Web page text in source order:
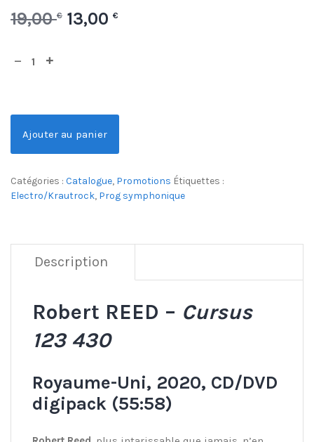
19,00€ 13,00 €
Ajouter au panier
Catégories : Catalogue, Promotions Étiquettes :
Electro/Krautrock, Prog symphonique
Description
Robert REED – Cursus
123 430
Royaume-Uni, 2020, CD/DVD
digipack (55:58)